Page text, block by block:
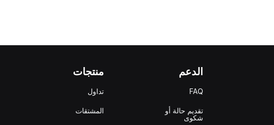
الدعم
FAQ
تقديم حالة أو
شكوى
منتجات
تداول
المشتقات